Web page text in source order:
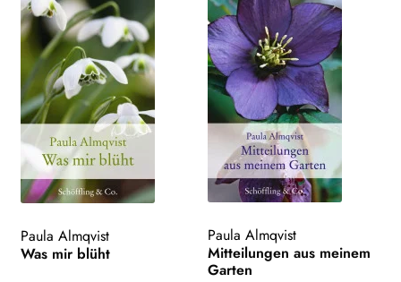
Paula Almqvist
Was mir blüht
Paula Almqvist
Mitteilungen aus meinem
Garten